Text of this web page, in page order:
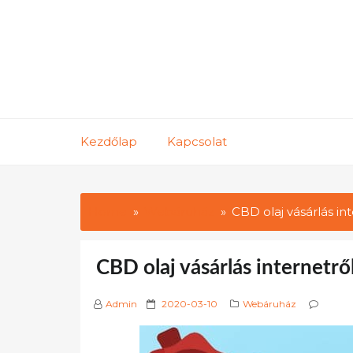
Kezdőlap Kapcsolat
CBD olaj vásárlás
CBD olaj vásárlás
Admin
P
s
2020-03-10 Webáruház